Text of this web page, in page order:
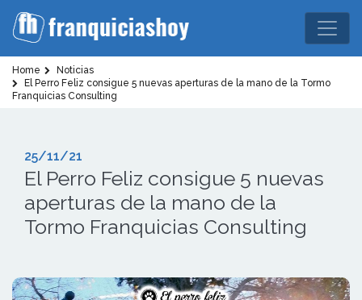
Home
Noticias
El Perro Feliz consigue 5 nuevas aperturas de la mano de la Tormo
Franquicias Consulting
25/11/21
El Perro Feliz consigue 5 nuevas
aperturas de la mano de la
Tormo Franquicias Consulting